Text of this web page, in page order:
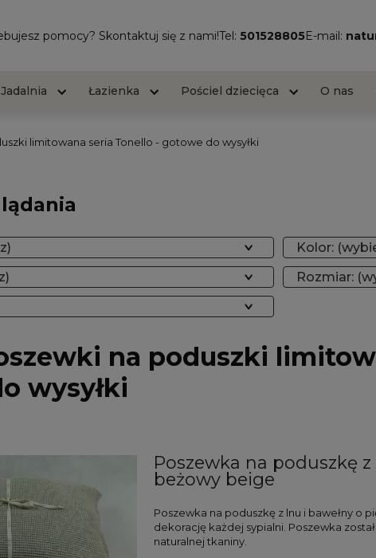
pomocy? Skontaktuj się z nami!Tel:501528805E-mail:
Jadalnia Łazienka Pościel dziecięca O nas
limitowana seria Tonello - gotowe do wysyłki
Kolor:
Rozmiar:
na poduszki
wysyłki
Poszewka na poduszkę
beżowy beige
Poszewka na poduszkę z lnu i bawełny
dekorację każdej sypialni. Poszewka
naturalnej tkaniny.